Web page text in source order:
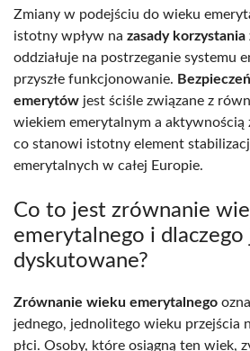
Zmiany w podejściu do wieku
istotny wpływ na zasady
oddziałuje na postrzeganie systemu
przyszłe funkcjonowanie.
emerytów jest ściśle związane z
wiekiem emerytalnym a
co stanowi istotny element
emerytalnych w całej Europie.
Co to jest zrównanie
emerytalnego i dlaczego
dyskutowane?
Zrównanie wieku emerytalnego
jednego, jednolitego wieku przejścia
płci. Osoby, które osiągną ten wiek,